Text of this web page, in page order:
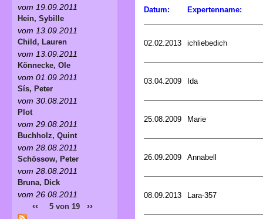
Datum: Expertenname:
02.02.2013 ichliebedich
03.04.2009 Ida
25.08.2009 Marie
26.09.2009 Annabell
08.09.2013 Lara-357
vom 19.09.2011
Hein, Sybille
vom 13.09.2011
Child, Lauren
vom 13.09.2011
Könnecke, Ole
vom 01.09.2011
Sís, Peter
vom 30.08.2011
Plot
vom 29.08.2011
Buchholz, Quint
vom 28.08.2011
Schössow, Peter
vom 28.08.2011
Bruna, Dick
vom 26.08.2011
‹‹ 5 von 19 ››